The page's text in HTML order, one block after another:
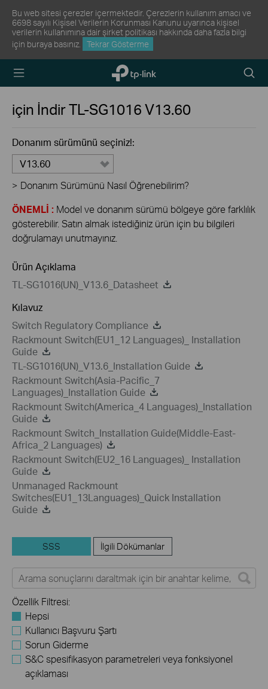
Bu web sitesi çerezler içermektedir. Çerezlerin kullanım amacı ve
6698 sayılı Kişisel Verilerin Korunması Kanunu uyarınca kişisel
verilerin kullanımına dair şirket politikası hakkında daha fazla bilgi
için buraya basınız. Tekrar Gösterme
TP-Link,
Reliably
Arama
için İndirTL-SG1016V13.60
Donanım sürümünü seçiniz!:
V13.60
> Donanım Sürümünü Nasıl Öğrenebilirim?
ÖNEMLİ : Model ve donanım sürümü bölgeye göre farklılık
gösterebilir. Satın almak istediğiniz ürün için bu bilgileri
doğrulamayı unutmayınız.
Ürün Açıklama
TL-SG1016(UN)_V13.6_Datasheet
Kılavuz
Switch Regulatory Compliance
Rackmount Switch(EU1_12 Languages)_ Installation
Guide
TL-SG1016(UN)_V13.6_Installation Guide
Rackmount Switch(Asia-Pacific_7
Languages)_Installation Guide
Rackmount Switch(America_4 Languages)_Installation
Guide
Rackmount Switch_Installation Guide(Middle-East-
Africa_2 Languages)
Rackmount Switch(EU2_16 Languages)_ Installation
Guide
Unmanaged Rackmount
Switches(EU1_13Languages)_Quick Installation
Guide
SSS İlgili Dökümanlar
Özellik Filtresi:
Hepsi
Kullanıcı Başvuru Şartı
Sorun Giderme
S&C spesifikasyon parametreleri veya fonksiyonel
açıklaması